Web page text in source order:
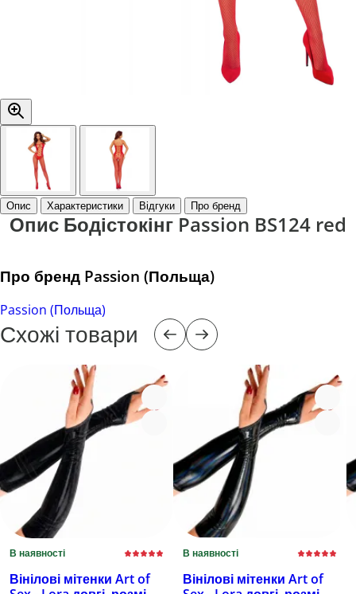
Опис Характеристики Відгуки Про бренд
Опис Бодістокінг Passion BS124 red
Про бренд Passion (Польща)
Passion (Польща)
Схожі товари
В наявності
Вінілові мітенки Art of
В наявності
Вінілові мітенки Art of